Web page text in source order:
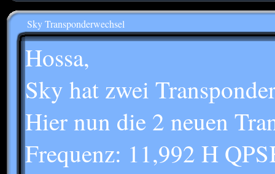
Sky Transponderwechsel
Hossa,
Sky hat zwei
Hier nun die 2 neuen
Frequenz: 11,992 H